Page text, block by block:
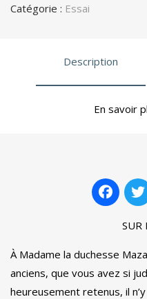
Catégorie : Essai
Description
En savoir
SUR
À Madame la duchesse
anciens, que vous avez si
heureusement retenus, il